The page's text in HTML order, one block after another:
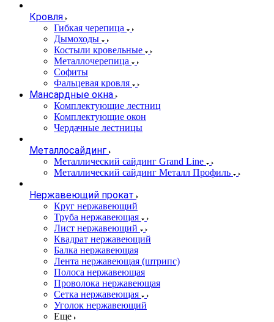
Кровля
Гибкая черепица
Дымоходы
Костыли кровельные
Металлочерепица
Софиты
Фальцевая кровля
Мансардные окна
Комплектующие лестниц
Комплектующие окон
Чердачные лестницы
Металлосайдинг
Металлический сайдинг Grand Line
Металлический сайдинг Металл Профиль
Нержавеющий прокат
Круг нержавеющий
Труба нержавеющая
Лист нержавеющий
Квадрат нержавеющий
Балка нержавеющая
Лента нержавеющая (штрипс)
Полоса нержавеющая
Проволока нержавеющая
Сетка нержавеющая
Уголок нержавеющий
Еще